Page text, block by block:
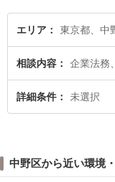
エリア 東京都、中
相談内容 企業法務
詳細条件 未選択
中野区から近い環境